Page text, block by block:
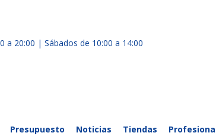
a 20:00 | Sábados de 10:00 a 14:00
Presupuesto Noticias Tiendas